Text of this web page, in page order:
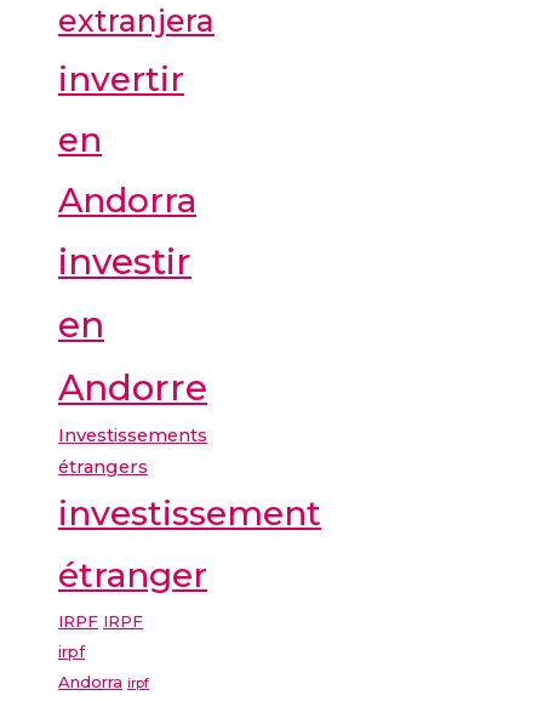
extranjera
invertir
en
Andorra
investir
en
Andorre
Investissements
étrangers
investissement
étranger
IRPF IRPF
irpf
Andorra irpf